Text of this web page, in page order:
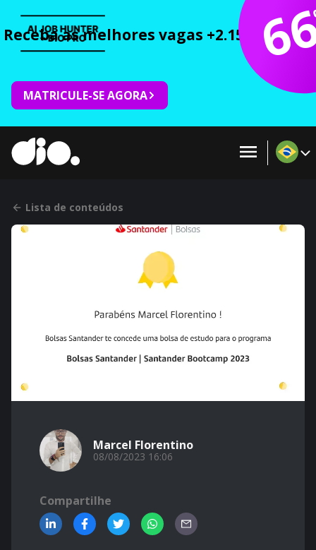
Receba as melhores vagas +2.150 cursos
MATRICULE-SE AGORA
Lista de conteúdos
Marcel Florentino
08/08/2023 16:06
Compartilhe